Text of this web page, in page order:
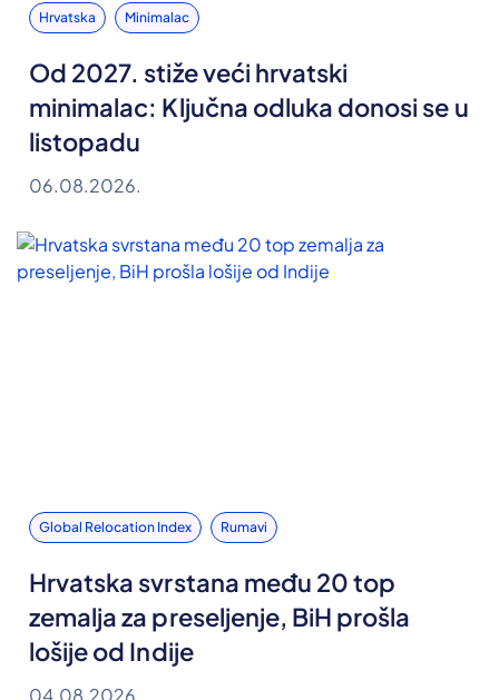
Hrvatska Minimalac
Od 2027. stiže veći hrvatski
minimalac: Ključna odluka donosi se u
listopadu
06.08.2026.
Global Relocation Index Rumavi
Hrvatska svrstana među 20 top
zemalja za preseljenje, BiH prošla
lošije od Indije
04.08.2026.